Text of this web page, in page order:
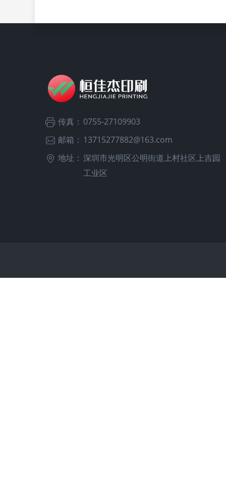
传真： 0755-27109903
邮箱： 13715277882@163.com
地址： 深圳市光明区公明街道上村社区上吉园
工业区